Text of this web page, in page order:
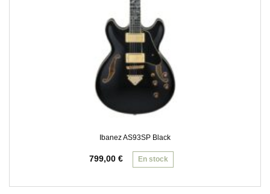
Ibanez AS93SP Black
799,00 € En stock